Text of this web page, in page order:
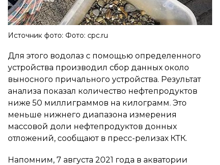
Источник фото: Фото: cpc.ru
Для этого водолаз с помощью определенного
устройства производил сбор данных около
выносного причального устройства. Результат
анализа показал количество нефтепродуктов
ниже 50 миллиграммов на килограмм. Это
меньше нижнего диапазона измерения
массовой доли нефтепродуктов донных
отложений, сообщают в пресс-релизах КТК.
Напомним, 7 августа 2021 года в акватории